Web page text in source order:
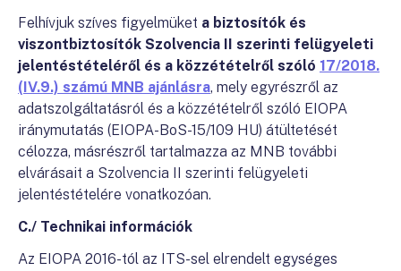
Felhívjuk szíves figyelmüket a biztosítók és
viszontbiztosítók Szolvencia II szerinti felügyeleti
jelentéstételéről és a közzétételről szóló 17/2018.
(IV.9.) számú MNB ajánlásra, mely egyrészről az
adatszolgáltatásról és a közzétételről szóló EIOPA
iránymutatás (EIOPA-BoS-15/109 HU) átültetését
célozza, másrészről tartalmazza az MNB további
elvárásait a Szolvencia II szerinti felügyeleti
jelentéstételére vonatkozóan.
C./ Technikai információk
Az EIOPA 2016-tól az ITS-sel elrendelt egységes